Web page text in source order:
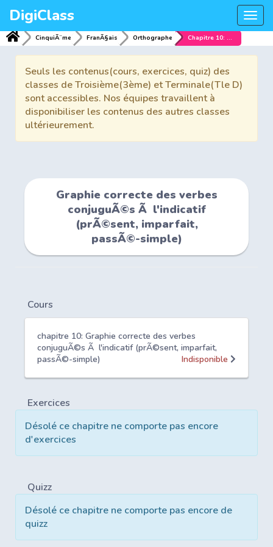
DigiClass
CinquiÃ¨me FranÃ§ais Orthographe Chapitre 10: Graphie correcte des verbes conjuguÃ©s Ã l'indicatif (prÃ©sent, imparfait, passÃ©-simple)
Seuls les contenus(cours, exercices, quiz) des
classes de Troisième(3ème) et Terminale(Tle D)
sont accessibles. Nos équipes travaillent à
disponibiliser les contenus des autres classes
ultérieurement.
Graphie correcte des verbes
conjuguÃ©s Ã l'indicatif
(prÃ©sent, imparfait,
passÃ©-simple)
Cours
chapitre 10: Graphie correcte des verbes
conjuguÃ©s Ã l'indicatif (prÃ©sent, imparfait,
passÃ©-simple)
Indisponible
Exercices
Désolé ce chapitre ne comporte pas encore
d'exercices
Quizz
Désolé ce chapitre ne comporte pas encore de
quizz